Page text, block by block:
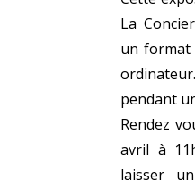
La
un format
pendant
Rendez
avril à
laisser